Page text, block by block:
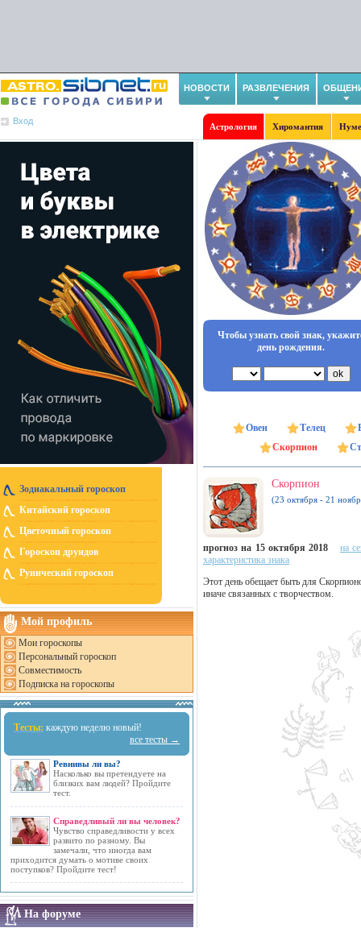
НОВОСТИ РАЗВЛЕЧЕНИЯ
Вход
Астрология Хиромантия
Зодиакальный гороскоп
Китайский гороскоп
Цветочный гороскоп
Гороскоп друидов
Рунический гороскоп
Мой профиль
Мои гороскопы
Персональный гороскоп
Совместимость
Подписка на гороскопы
Тесты: каждую неделю новый!
все тесты →
Ревнивы ли вы?
Насколько вы претендуете на
близких вам людей? Пройдите
тест.
Справедливый ли вы человек?
Чувство справедливости у всех
развито по разному. Вы
замечали, что иногда вам
приходится думать о мотиве своих
поступков? Пройдите тест!
На форуме
Чтобы узнать свой знак,
день рождения.
Овен Телец
Скорпион
Скорпион
(23 октября - 21
прогноз на 15 октября 2018
на
характеристика знака
Этот день обещает быть для
иначе связанных с творчеством.